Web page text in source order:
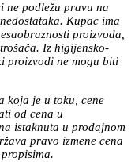
ne podležu pravu na
Kupac ima
proizvoda,
Iz higijensko-
proizvodi ne mogu biti
koja je u toku, cene
od cena u
istaknuta u prodajnom
pravo izmene cena